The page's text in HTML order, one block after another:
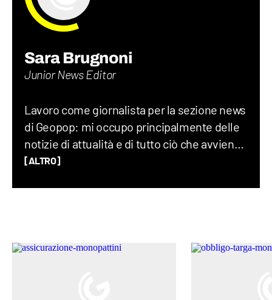
Sara Brugnoni
Junior News Editor
Lavoro come giornalista per la sezione news
di Geopop: mi occupo principalmente delle
notizie di attualità e di tutto ciò che avviene
sul Pianeta Terra, dalla geopolitica allo
gli eventi del mondo siano profondamente
[ALTRO]